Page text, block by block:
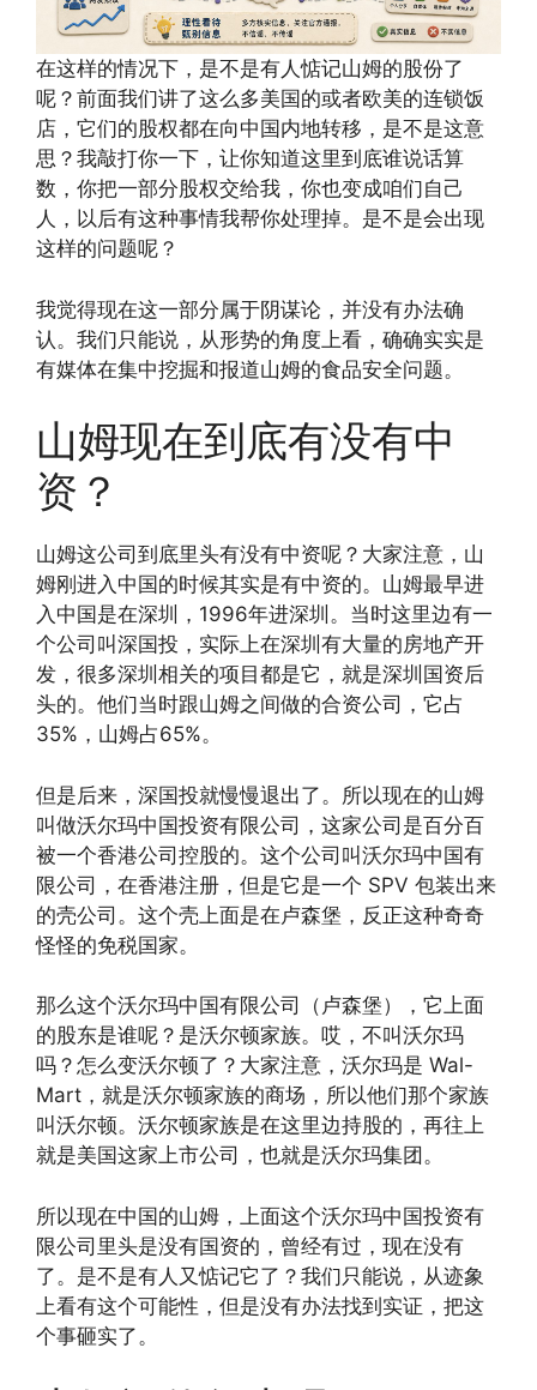
在这样的情况下，是不是有人惦记山姆的股份了
呢？前面我们讲了这么多美国的或者欧美的连锁饭
店，它们的股权都在向中国内地转移，是不是这意
思？我敲打你一下，让你知道这里到底谁说话算
数，你把一部分股权交给我，你也变成咱们自己
人，以后有这种事情我帮你处理掉。是不是会出现
这样的问题呢？
我觉得现在这一部分属于阴谋论，并没有办法确
认。我们只能说，从形势的角度上看，确确实实是
有媒体在集中挖掘和报道山姆的食品安全问题。
山姆现在到底有没有中
资？
山姆这公司到底里头有没有中资呢？大家注意，山
姆刚进入中国的时候其实是有中资的。山姆最早进
入中国是在深圳，1996年进深圳。当时这里边有一
个公司叫深国投，实际上在深圳有大量的房地产开
发，很多深圳相关的项目都是它，就是深圳国资后
头的。他们当时跟山姆之间做的合资公司，它占
35%，山姆占65%。
但是后来，深国投就慢慢退出了。所以现在的山姆
叫做沃尔玛中国投资有限公司，这家公司是百分百
被一个香港公司控股的。这个公司叫沃尔玛中国有
限公司，在香港注册，但是它是一个 SPV 包装出来
的壳公司。这个壳上面是在卢森堡，反正这种奇奇
怪怪的免税国家。
那么这个沃尔玛中国有限公司（卢森堡），它上面
的股东是谁呢？是沃尔顿家族。哎，不叫沃尔玛
吗？怎么变沃尔顿了？大家注意，沃尔玛是 Wal-
Mart，就是沃尔顿家族的商场，所以他们那个家族
叫沃尔顿。沃尔顿家族是在这里边持股的，再往上
就是美国这家上市公司，也就是沃尔玛集团。
所以现在中国的山姆，上面这个沃尔玛中国投资有
限公司里头是没有国资的，曾经有过，现在没有
了。是不是有人又惦记它了？我们只能说，从迹象
上看有这个可能性，但是没有办法找到实证，把这
个事砸实了。